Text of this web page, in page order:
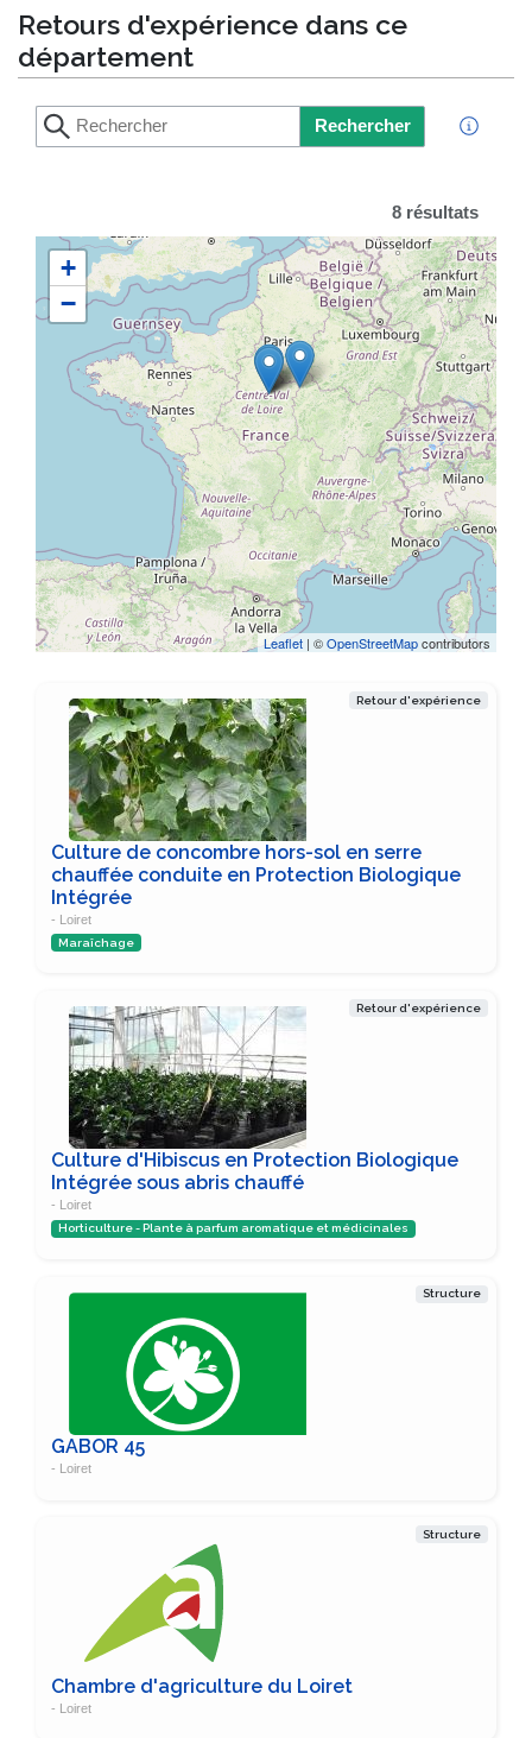
Retours d'expérience dans ce
département
Rechercher
8 résultats
+
−
Leaflet | ©OpenStreetMapcontributors
Retour d'expérience
Culture de concombre hors-sol en serre
chauffée conduite en Protection Biologique
Intégrée
- Loiret
Maraîchage
Retour d'expérience
Culture d'Hibiscus en Protection Biologique
Intégrée sous abris chauffé
- Loiret
Horticulture - Plante à parfum aromatique et médicinales
Structure
GABOR 45
- Loiret
Structure
Chambre d'agriculture du Loiret
- Loiret